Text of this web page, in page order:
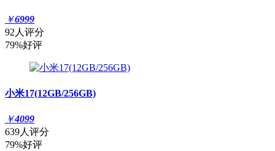
￥6999
92人评分
79%好评
小米17(12GB/256GB)
￥4099
639人评分
79%好评